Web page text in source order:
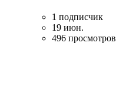
1 подписчик
19 июн.
496 просмотров